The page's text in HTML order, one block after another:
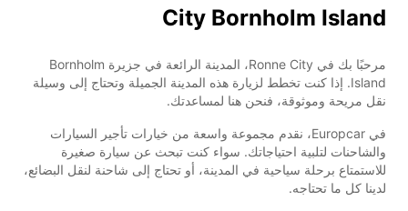
City Bornholm Island
مرحبًا بك في Ronne City، المدينة الرائعة في جزيرة Bornholm
Island. إذا كنت تخطط لزيارة هذه المدينة الجميلة وتحتاج إلى وسيلة
نقل مريحة وموثوقة، فنحن هنا لمساعدتك.
في Europcar، نقدم مجموعة واسعة من خيارات تأجير السيارات
والشاحنات لتلبية احتياجاتك. سواء كنت تبحث عن سيارة صغيرة
للاستمتاع برحلة سياحية في المدينة، أو تحتاج إلى شاحنة لنقل البضائع،
لدينا كل ما تحتاجه.